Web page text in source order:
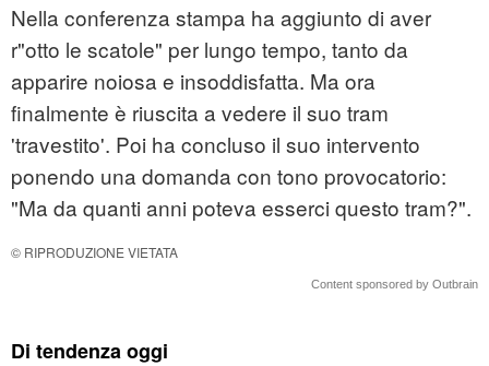
Nella conferenza stampa ha aggiunto di aver
r"otto le scatole" per lungo tempo, tanto da
apparire noiosa e insoddisfatta. Ma ora
finalmente è riuscita a vedere il suo tram
'travestito'. Poi ha concluso il suo intervento
ponendo una domanda con tono provocatorio:
"Ma da quanti anni poteva esserci questo tram?".
© RIPRODUZIONE VIETATA
Content sponsored by Outbrain
Di tendenza oggi